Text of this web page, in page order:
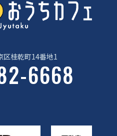
区桂乾町14番地1
6668